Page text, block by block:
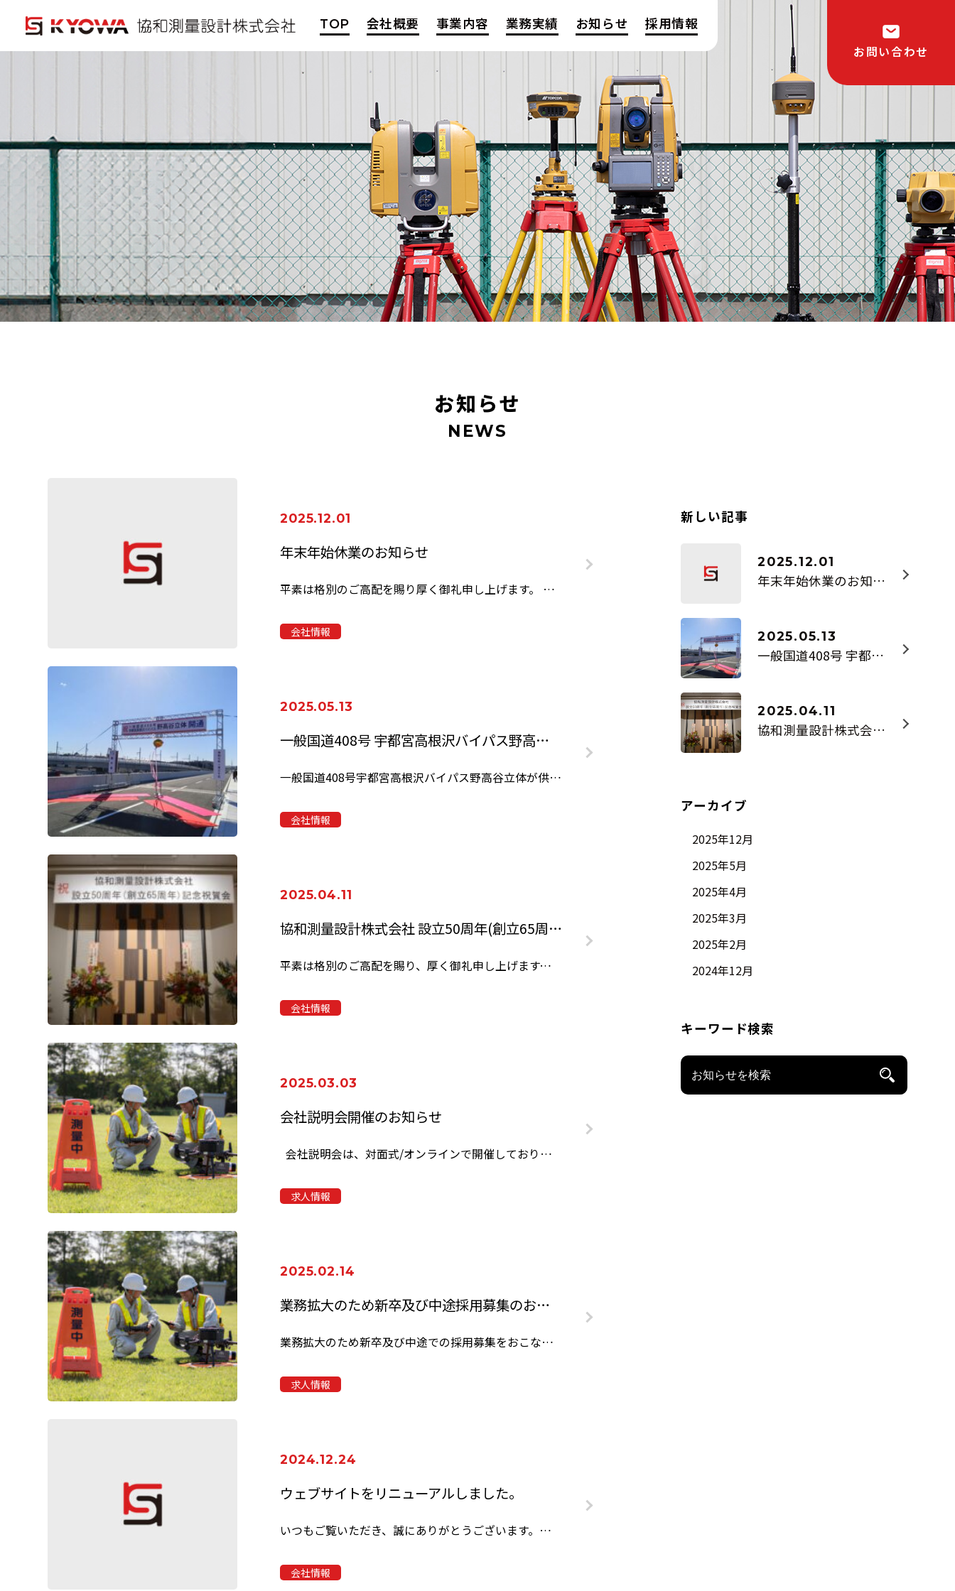
TOP 会社概要 事業内容 業務実績 お知らせ 採用情報
お問い合わせ
お知らせ
NEWS
2025.12.01
年末年始休業のお知らせ
平素は格別のご高配を賜り厚く御礼申し上げます。 弊社では誠に勝手な… ...続きを読む >>
会社情報
2025.05.13
一般国道408号 宇都宮高根沢バイパス野高谷立体 供用開始
一般国道408号宇都宮高根沢バイパス野高谷立体が供用開始しました。 …
会社情報
2025.04.11
協和測量設計株式会社 設立50周年(創立65周年)記念式典・祝賀会
平素は格別のご高配を賜り、厚く御礼申し上げます。 協和測量設計株式… ...続きを読む >>
会社情報
2025.03.03
会社説明会開催のお知らせ
会社説明会は、対面式/オンラインで開催しております。…
求人情報
2025.02.14
業務拡大のため新卒及び中途採用募集のお知らせ
業務拡大のため新卒及び中途での採用募集をおこなっております。 協和…
求人情報
2024.12.24
ウェブサイトをリニューアルしました。
いつもご覧いただき、誠にありがとうございます。このたび、弊社のウェブサイ…
会社情報
新しい記事
2025.12.01
年末年始休業のお知らせ
2025.05.13
一般国道408号 宇都宮高根沢バイパス野高谷立体 供用開始
2025.04.11
協和測量設計株式会社 設立50周年(創立65周年)記念式典・祝賀会
アーカイブ
2025年12月
2025年5月
2025年4月
2025年3月
2025年2月
2024年12月
キーワード検索